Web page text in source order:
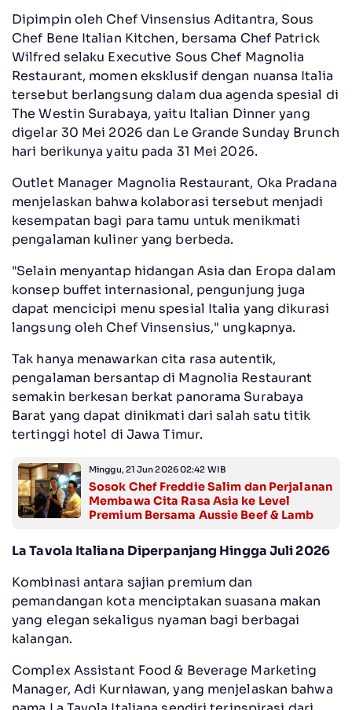
Dipimpin oleh Chef Vinsensius Aditantra, Sous
Chef Bene Italian Kitchen, bersama Chef Patrick
Wilfred selaku Executive Sous Chef Magnolia
Restaurant, momen eksklusif dengan nuansa Italia
tersebut berlangsung dalam dua agenda spesial di
The Westin Surabaya, yaitu Italian Dinner yang
digelar 30 Mei 2026 dan Le Grande Sunday Brunch
hari berikunya yaitu pada 31 Mei 2026.
Outlet Manager Magnolia Restaurant, Oka Pradana
menjelaskan bahwa kolaborasi tersebut menjadi
kesempatan bagi para tamu untuk menikmati
pengalaman kuliner yang berbeda.
"Selain menyantap hidangan Asia dan Eropa dalam
konsep buffet internasional, pengunjung juga
dapat mencicipi menu spesial Italia yang dikurasi
langsung oleh Chef Vinsensius," ungkapnya.
Tak hanya menawarkan cita rasa autentik,
pengalaman bersantap di Magnolia Restaurant
semakin berkesan berkat panorama Surabaya
Barat yang dapat dinikmati dari salah satu titik
tertinggi hotel di Jawa Timur.
Minggu, 21 Jun 2026 02:42 WIB
Sosok Chef Freddie Salim dan Perjalanan
Membawa Cita Rasa Asia ke Level
Premium Bersama Aussie Beef & Lamb
La Tavola Italiana Diperpanjang Hingga Juli 2026
Kombinasi antara sajian premium dan
pemandangan kota menciptakan suasana makan
yang elegan sekaligus nyaman bagi berbagai
kalangan.
Complex Assistant Food & Beverage Marketing
Manager, Adi Kurniawan, yang menjelaskan bahwa